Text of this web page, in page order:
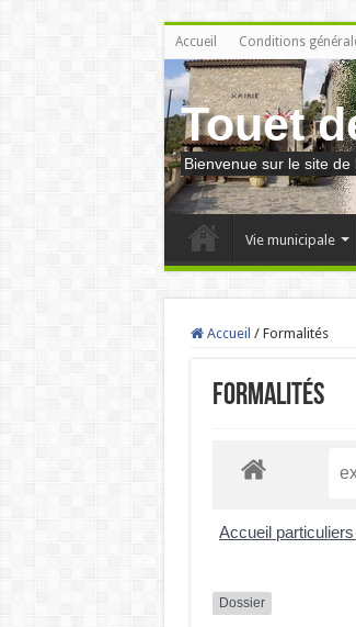
Accueil Conditions
Touet
Bienvenue sur le site de
Vie municipale
Accueil / Formalités
Formalités
Accueil particuliers
Dossier